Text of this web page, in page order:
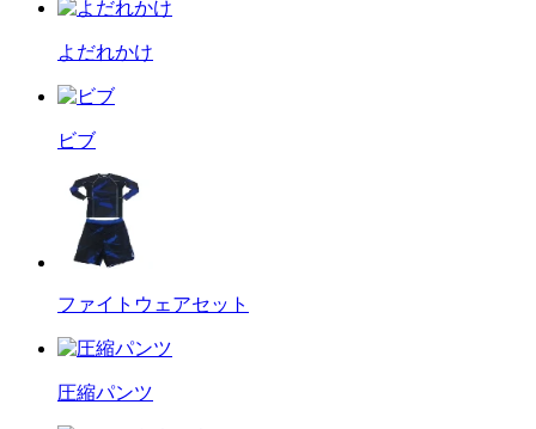
よだれかけ
ビブ
ファイトウェアセット
圧縮パンツ